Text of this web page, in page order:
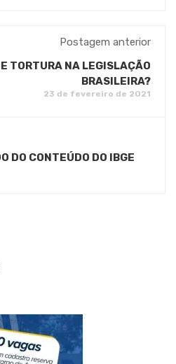
Postagem anterior
TORTURA NA LEGISLAÇÃO
BRASILEIRA?
23 de fevereiro de 2021
DO CONTEÚDO DO IBGE